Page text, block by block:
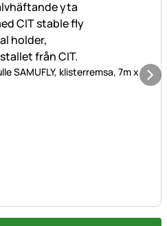
SAMUFLY, klisterremsa, 7m x